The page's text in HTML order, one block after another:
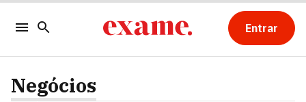
Entrar
Negócios